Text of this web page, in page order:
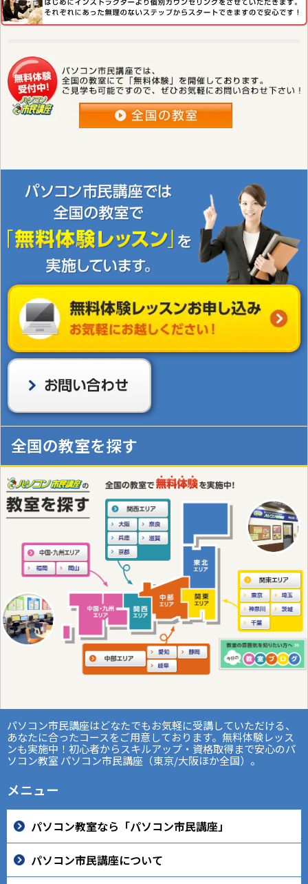
全国の教室を探す
パソコン市民講座はどなたでもお気軽に受講していただける、
あなたに合ったコースをご用意しております。無料体験レッス
ンも実施中！初心者からスキルアップ・資格取得まで安心のパ
ソコン教室 パソコン市民講座（東京/大阪ほか全国）。
メニュー
パソコン教室なら「パソコン市民講座」
パソコン市民講座について